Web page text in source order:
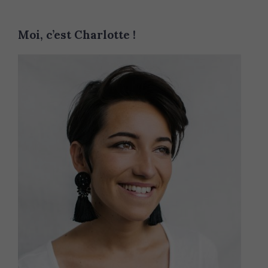
Moi, c’est Charlotte !